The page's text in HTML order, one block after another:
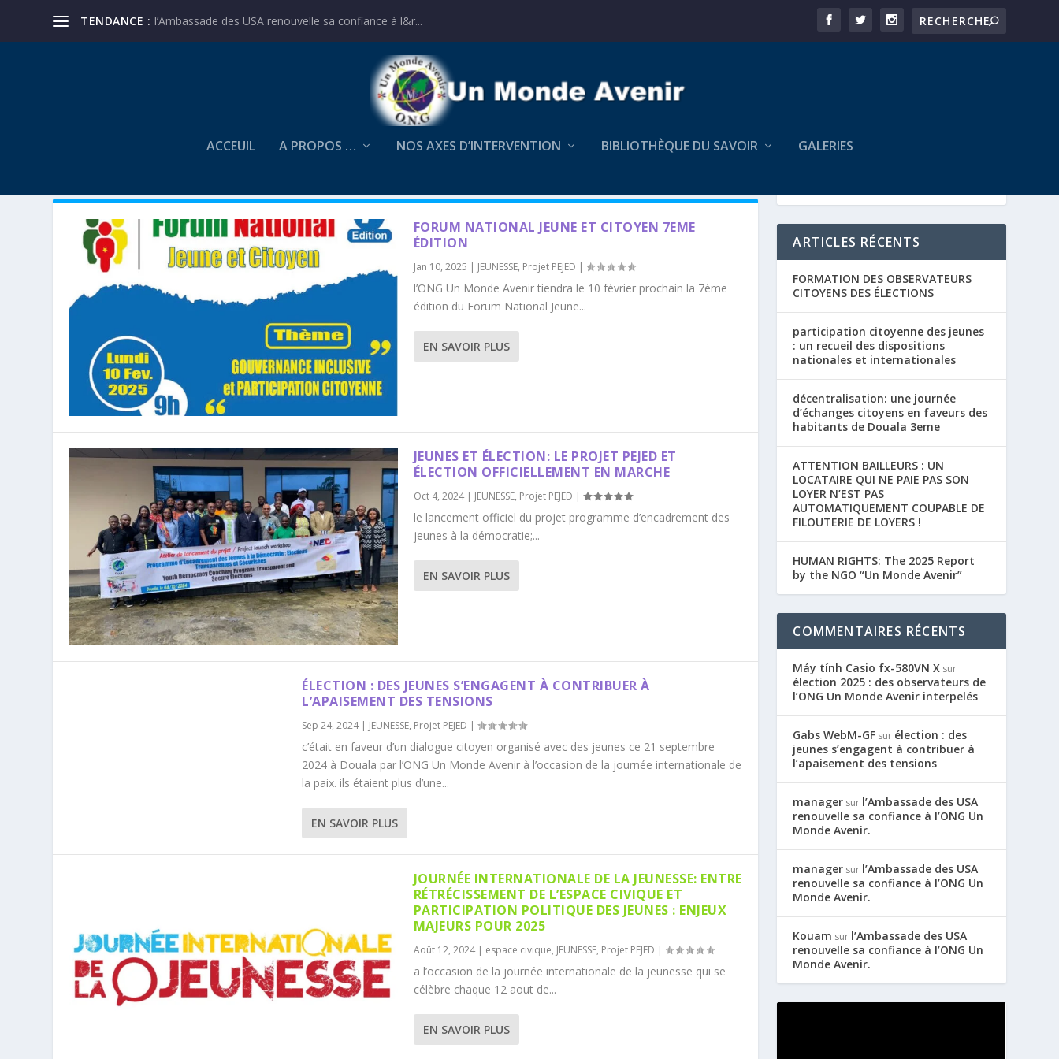
TENDANCE : l’Ambassade des USA renouvelle sa confiance à l&r...
ACCEUIL A PROPOS … NOS AXES D’INTERVENTION BIBLIOTHÈQUE DU SAVOIR GALERIES
FORUM NATIONAL JEUNE ET CITOYEN 7EME
ÉDITION
Jan 10, 2025 | JEUNESSE, Projet PEJED |
l’ONG Un Monde Avenir tiendra le 10 février prochain la 7ème
édition du Forum National Jeune...
EN SAVOIR PLUS
JEUNES ET ÉLECTION: LE PROJET PEJED ET
ÉLECTION OFFICIELLEMENT EN MARCHE
Oct 4, 2024| JEUNESSE, Projet PEJED |
le lancement officiel du projet programme d’encadrement des
jeunes à la démocratie;...
EN SAVOIR PLUS
ÉLECTION : DES JEUNES S’ENGAGENT À CONTRIBUER À
L’APAISEMENT DES TENSIONS
Sep 24, 2024| JEUNESSE, Projet PEJED |
c’était en faveur d’un dialogue citoyen organisé avec des jeunes ce 21 septembre
2024 à Douala par l’ONG Un Monde Avenir à l’occasion de la journée internationale de
la paix. ils étaient plus d’une...
EN SAVOIR PLUS
JOURNÉE INTERNATIONALE DE LA JEUNESSE: ENTRE
RÉTRÉCISSEMENT DE L’ESPACE CIVIQUE ET
PARTICIPATION POLITIQUE DES JEUNES : ENJEUX
MAJEURS POUR 2025
Août 12, 2024| espace civique, JEUNESSE, Projet PEJED
a l’occasion de la journée internationale de la jeunesse qui se
célèbre chaque 12 aout de...
EN SAVOIR PLUS
ARTICLES RÉCENTS
FORMATION DES OBSERVATEURS
CITOYENS DES ÉLECTIONS
participation citoyenne des jeunes
: un recueil des dispositions
nationales et internationales
décentralisation: une journée
d’échanges citoyens en faveurs des
habitants de Douala 3eme
ATTENTION BAILLEURS : UN
LOCATAIRE QUI NE PAIE PAS SON
LOYER N’EST PAS
AUTOMATIQUEMENT COUPABLE DE
FILOUTERIE DE LOYERS !
HUMAN RIGHTS: The 2025 Report
by the NGO “Un Monde Avenir”
COMMENTAIRES RÉCENTS
Máy tính Casio fx-580VN X sur
élection 2025 : des observateurs de
l’ONG Un Monde Avenir interpelés
Gabs WebM-GF sur élection : des
jeunes s’engagent à contribuer à
l’apaisement des tensions
manager sur l’Ambassade des USA
renouvelle sa confiance à l’ONG Un
Monde Avenir.
manager sur l’Ambassade des USA
renouvelle sa confiance à l’ONG Un
Monde Avenir.
Kouam sur l’Ambassade des USA
renouvelle sa confiance à l’ONG Un
Monde Avenir.